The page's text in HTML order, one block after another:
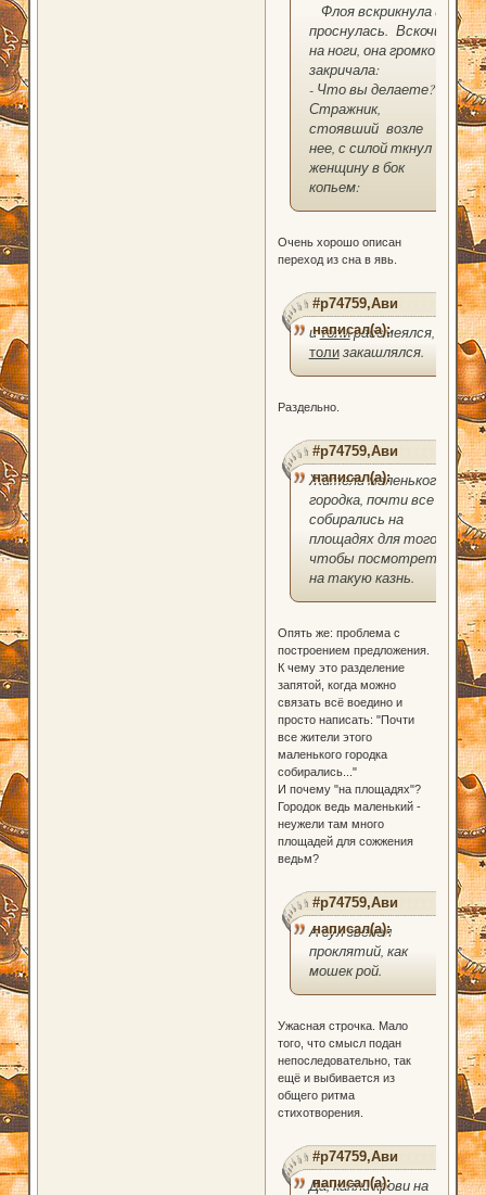
Флоя вскрикнула и
проснулась. Вскочив
на ноги, она громко
закричала:
- Что вы делаете?
Стражник,
стоявший возле
нее, с силой ткнул
женщину в бок
копьем:
Очень хорошо описан
переход из сна в явь.
#p74759,Ави
написал(а):
итолирассмеялся,
толизакашлялся.
Раздельно.
#p74759,Ави
написал(а):
Жители маленького
городка, почти все
собирались на
площадях для того,
чтобы посмотреть
на такую казнь.
Опять же: проблема с
построением предложения.
К чему это разделение
запятой, когда можно
связать всё воедино и
просто написать: "Почти
все жители этого
маленького городка
собирались..."
И почему "на площадях"?
Городок ведь маленький -
неужели там много
площадей для сожжения
ведьм?
#p74759,Ави
написал(а):
А гул звенел
проклятий, как
мошек рой.
Ужасная строчка. Мало
того, что смысл подан
непоследовательно, так
ещё и выбивается из
общего ритма
стихотворения.
#p74759,Ави
написал(а):
Да, капли крови на